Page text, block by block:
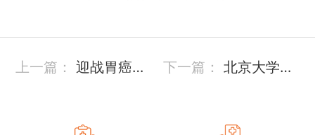
上一篇：
迎战胃癌肝
下一篇：
北京大学国